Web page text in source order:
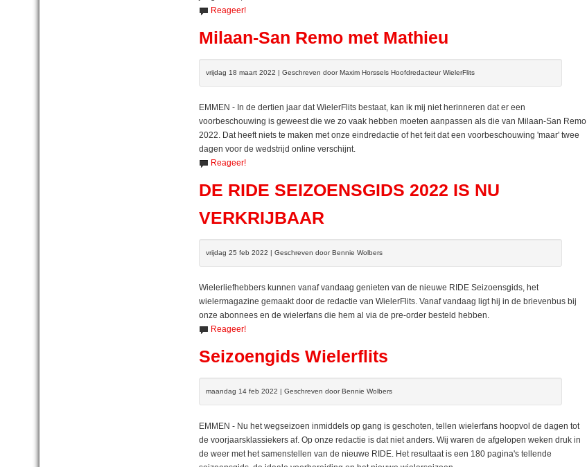
Reageer!
Milaan-San Remo met Mathieu
vrijdag 18 maart 2022 | Geschreven door Maxim Horssels Hoofdredacteur WielerFlits
EMMEN - In de dertien jaar dat WielerFlits bestaat, kan ik mij niet herinneren dat er een
voorbeschouwing is geweest die we zo vaak hebben moeten aanpassen als die van Milaan-San Remo
2022. Dat heeft niets te maken met onze eindredactie of het feit dat een voorbeschouwing 'maar' twee
dagen voor de wedstrijd online verschijnt.
Reageer!
DE RIDE SEIZOENSGIDS 2022 IS NU
VERKRIJBAAR
vrijdag 25 feb 2022 | Geschreven door Bennie Wolbers
Wielerliefhebbers kunnen vanaf vandaag genieten van de nieuwe RIDE Seizoensgids, het
wielermagazine gemaakt door de redactie van WielerFlits. Vanaf vandaag ligt hij in de brievenbus bij
onze abonnees en de wielerfans die hem al via de pre-order besteld hebben.
Reageer!
Seizoengids Wielerflits
maandag 14 feb 2022 | Geschreven door Bennie Wolbers
EMMEN - Nu het wegseizoen inmiddels op gang is geschoten, tellen wielerfans hoopvol de dagen tot
de voorjaarsklassiekers af. Op onze redactie is dat niet anders. Wij waren de afgelopen weken druk in
de weer met het samenstellen van de nieuwe RIDE. Het resultaat is een 180 pagina's tellende